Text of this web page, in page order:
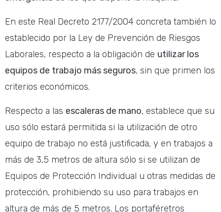
En este Real Decreto 2177/2004 concreta también lo
establecido por la Ley de Prevención de Riesgos
Laborales, respecto a la obligación de utilizar los
equipos de trabajo más seguros, sin que primen los
criterios económicos.
Respecto a las escaleras de mano, establece que su
uso sólo estará permitida si la utilización de otro
equipo de trabajo no está justificada, y en trabajos a
más de 3,5 metros de altura sólo si se utilizan de
Equipos de Protección Individual u otras medidas de
protección, prohibiendo su uso para trabajos en
altura de más de 5 metros. Los portaféretros